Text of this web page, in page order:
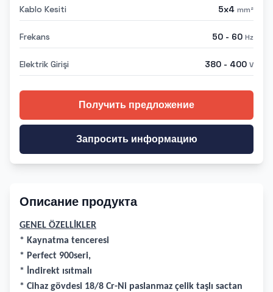
Kablo Kesiti 5x4 mm²
Frekans 50 - 60 Hz
Elektrik Girişi 380 - 400 V
Получить предложение
Запросить информацию
Описание продукта
GENEL ÖZELLİKLER
* Kaynatma tenceresi
* Perfect 900seri,
* İndirekt ısıtmalı
* Cihaz gövdesi 18/8 Cr-Ni paslanmaz çelik taşlı sactan